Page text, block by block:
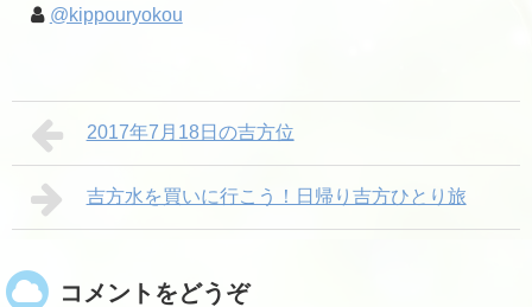
@kippouryokou
2017年7月18日の吉方位
吉方水を買いに行こう！日帰り吉方ひとり旅
コメントをどうぞ